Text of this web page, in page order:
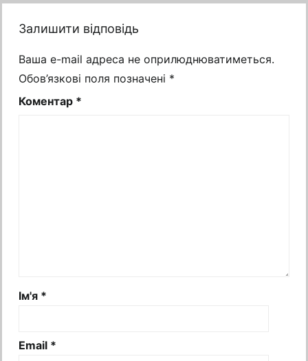
Залишити відповідь
Ваша e-mail адреса не оприлюднюватиметься.
Обов’язкові поля позначені *
Коментар *
Ім'я *
Email *